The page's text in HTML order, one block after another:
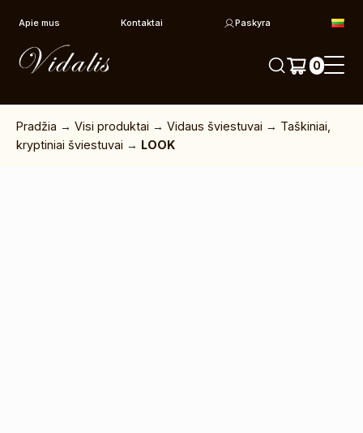
Apie mus Kontaktai Paskyra
0
Pradžia →Visi produktai →Vidaus šviestuvai → Taškiniai,
kryptiniai šviestuvai → LOOK